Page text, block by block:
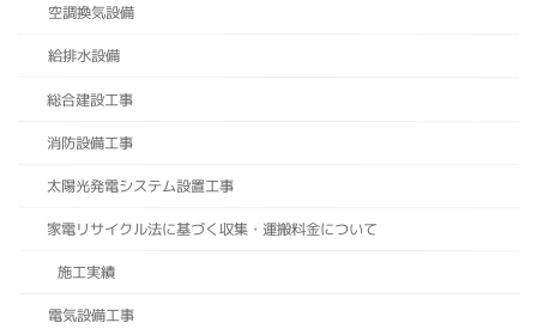
空調換気設備
給排水設備
総合建設工事
消防設備工事
太陽光発電システム設置工事
家電リサイクル法に基づく収集・運搬料金について
施工実績
電気設備工事